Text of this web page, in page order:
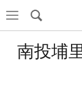
南投埔